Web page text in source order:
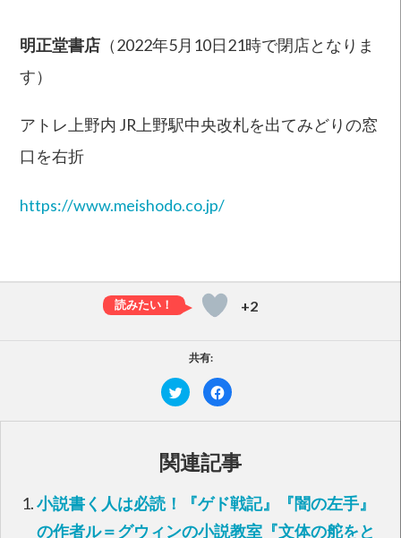
明正堂書店 （2022年5月10日21時で閉店となりま
す）
アトレ上野内 JR上野駅中央改札を出てみどりの窓
口を右折
https://www.meishodo.co.jp/
+2
共有:
ク
リ
ク
T
w
i
で
F
a
e
o
k
で
有
す
に
関連記事
小説書く人は必読！『ゲド戦記』『闇の左手』
の作者ル＝グウィンの小説教室『文体の舵をと